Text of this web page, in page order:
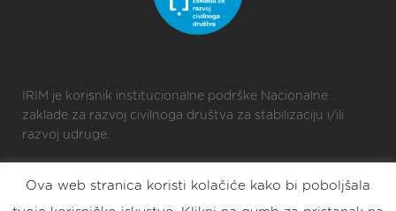
IRIM je korisnik institucionalne podrške Nacionalne
zaklade za razvoj civilnoga društva za stabilizaciju i/ili
razvoj udruge.
Ova web stranica koristi kolačiće kako bi poboljšala